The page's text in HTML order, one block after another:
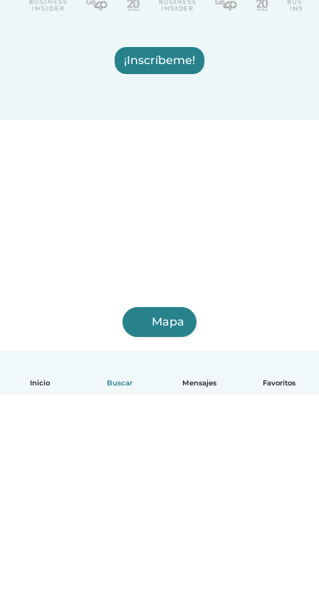
Inicio Buscar Mensajes Favoritos
¡Inscríbeme!
Mapa